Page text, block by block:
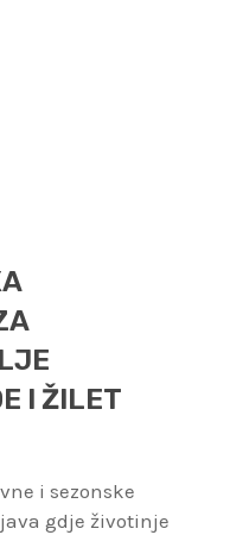
I ŽILET
i sezonske
gdje životinje